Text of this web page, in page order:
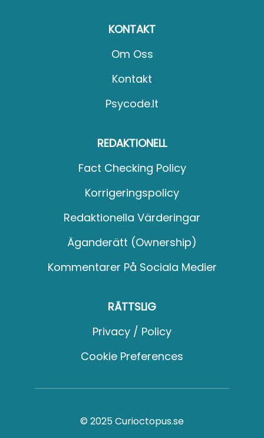
KONTAKT
Om Oss
Kontakt
Psycode.it
REDAKTIONELL
Fact Checking Policy
Korrigeringspolicy
Redaktionella Värderingar
Äganderätt (Ownership)
Kommentarer På Sociala Medier
RÄTTSLIG
Privacy / Policy
Cookie Preferences
© 2025 Curioctopus.se